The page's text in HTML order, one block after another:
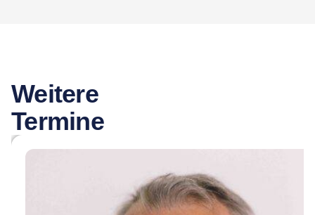
Weitere
Termine